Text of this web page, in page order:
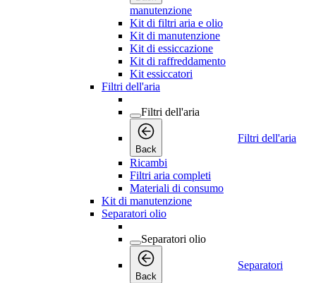
manutenzione
Kit di filtri aria e olio
Kit di manutenzione
Kit di essiccazione
Kit di raffreddamento
Kit essiccatori
Filtri dell'aria
Filtri dell'aria
Back
Filtri dell'aria
Ricambi
Filtri aria completi
Materiali di consumo
Kit di manutenzione
Separatori olio
Separatori olio
Back
Separatori